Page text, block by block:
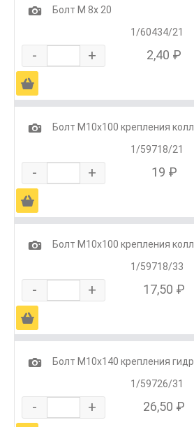
1
Болт М 8х 20
1/60434/21
- + 2,40 ₽
Ä
1
Болт М10х100 крепления
1/59718/21
- + 19 ₽
Ä
1
Болт М10х100 крепления
1/59718/33
- + 17,50 ₽
Ä
1
Болт М10х140 крепления
1/59726/31
- + 26,50 ₽